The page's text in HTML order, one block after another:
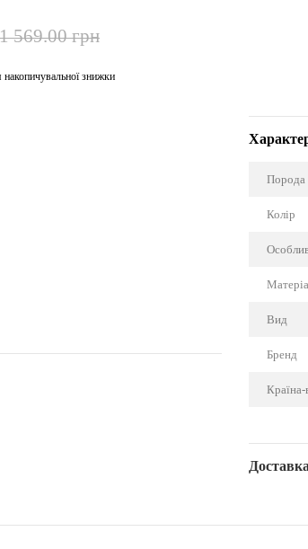
1 569.00 грн
накопичувальної знижки
Порода
Колір
Вид
Бренд
Доставка